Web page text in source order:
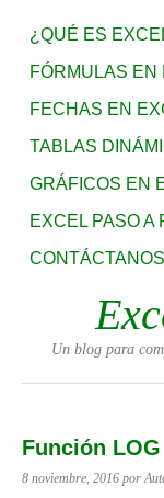
¿QUÉ ES
FÓRMULAS EN
FECHAS EN
TABLAS
GRÁFICOS EN
EXCEL PASO A
CONTÁCTANOS
Un blog para
Función LOG
8 noviembre, 2016 por